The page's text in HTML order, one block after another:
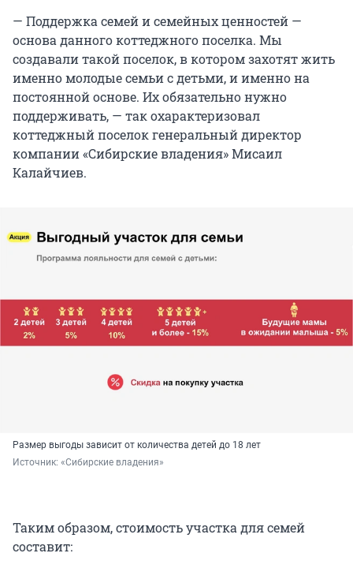
— Поддержка семей и семейных ценностей —
основа данного коттеджного поселка. Мы
создавали такой поселок, в котором захотят жить
именно молодые семьи с детьми, и именно на
постоянной основе. Их обязательно нужно
поддерживать, — так охарактеризовал
коттеджный поселок генеральный директор
компании «Сибирские владения» Мисаил
Калайчиев.
Размер выгоды зависит от количества детей до 18 лет
Источник: «Сибирские владения»
Таким образом, стоимость участка для семей
составит: